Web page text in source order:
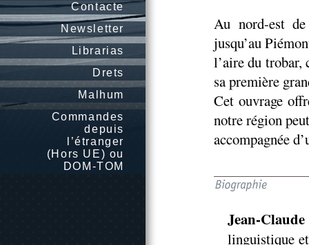
Contacte
Newsletter
Librarias
Drets
Malhum
Commandes
depuis
l’étranger
(Hors UE) ou
DOM-TOM
Au nord-est
jusqu’au
l’aire du trobar,
sa première
Cet ouvrage
notre région
accompagnée
Jean-
linguistique